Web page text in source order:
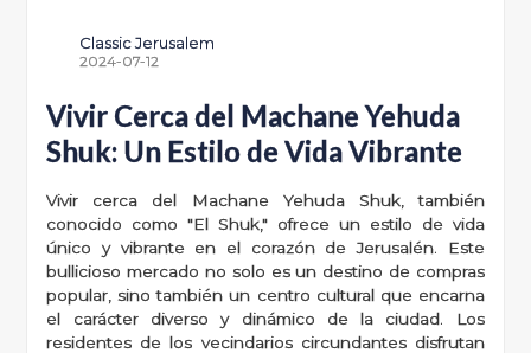
Classic Jerusalem
2024-07-12
Vivir Cerca del Machane Yehuda
Shuk: Un Estilo de Vida Vibrante
Vivir cerca del Machane Yehuda Shuk, también
conocido como "El Shuk," ofrece un estilo de vida
único y vibrante en el corazón de Jerusalén. Este
bullicioso mercado no solo es un destino de compras
popular, sino también un centro cultural que encarna
el carácter diverso y dinámico de la ciudad. Los
residentes de los vecindarios circundantes disfrutan